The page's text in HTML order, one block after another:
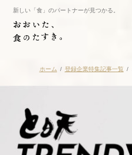
新しい「食」のパートナーが見つかる。
ホーム 登録企業特集記事一覧